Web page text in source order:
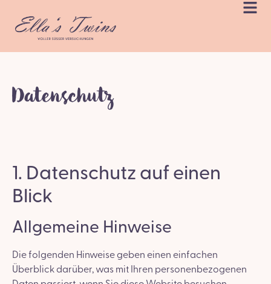
Datenschutz
1. Datenschutz auf einen
Blick
Allgemeine Hinweise
Die folgenden Hinweise geben einen einfachen
Überblick darüber, was mit Ihren personenbezogenen